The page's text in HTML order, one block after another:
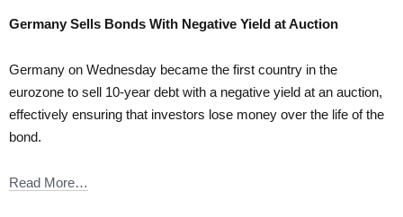
Germany Sells Bonds With Negative Yield at Auction
Germany on Wednesday became the first country in the
eurozone to sell 10-year debt with a negative yield at an auction,
effectively ensuring that investors lose money over the life of the
bond.
Read More…